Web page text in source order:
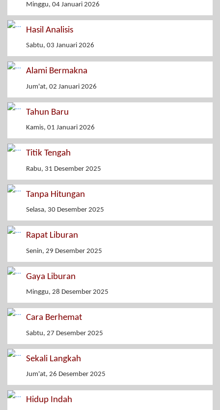
Minggu, 04 Januari 2026
Hasil Analisis
Sabtu, 03 Januari 2026
Alami Bermakna
Jum'at, 02 Januari 2026
Tahun Baru
Kamis, 01 Januari 2026
Titik Tengah
Rabu, 31 Desember 2025
Tanpa Hitungan
Selasa, 30 Desember 2025
Rapat Liburan
Senin, 29 Desember 2025
Gaya Liburan
Minggu, 28 Desember 2025
Cara Berhemat
Sabtu, 27 Desember 2025
Sekali Langkah
Jum'at, 26 Desember 2025
Hidup Indah